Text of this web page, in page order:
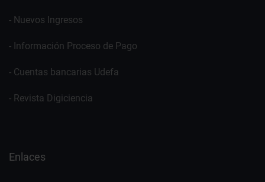
- Nuevos Ingresos
- Información Proceso de Pago
- Cuentas bancarias Udefa
- Revista Digiciencia
Enlaces